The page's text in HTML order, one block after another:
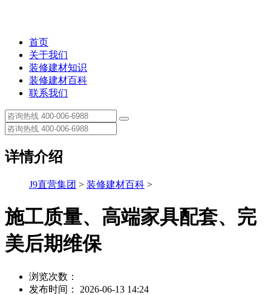
首页
关于我们
装修建材知识
装修建材百科
联系我们
详情介绍
J9直营集团 > 装修建材百科 >
施工质量、高端家具配套、完
美后期维保
浏览次数：
发布时间： 2026-06-13 14:24